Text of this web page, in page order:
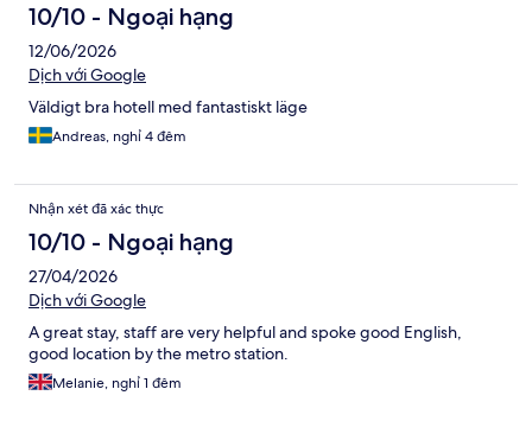
10/10 - Ngoại hạng
12/06/2026
Dịch với Google
Väldigt bra hotell med fantastiskt läge
Andreas, nghỉ 4 đêm
Nhận xét đã xác thực
10/10 - Ngoại hạng
27/04/2026
Dịch với Google
A great stay, staff are very helpful and spoke good English,
good location by the metro station.
Melanie, nghỉ 1 đêm